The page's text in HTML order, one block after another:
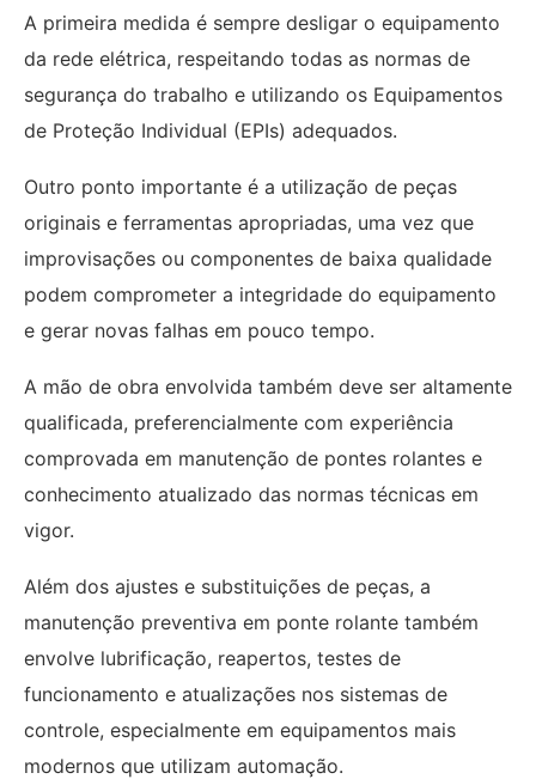
A primeira medida é sempre desligar o equipamento
da rede elétrica, respeitando todas as normas de
segurança do trabalho e utilizando os Equipamentos
de Proteção Individual (EPIs) adequados.
Outro ponto importante é a utilização de peças
originais e ferramentas apropriadas, uma vez que
improvisações ou componentes de baixa qualidade
podem comprometer a integridade do equipamento
e gerar novas falhas em pouco tempo.
A mão de obra envolvida também deve ser altamente
qualificada, preferencialmente com experiência
comprovada em manutenção de pontes rolantes e
conhecimento atualizado das normas técnicas em
vigor.
Além dos ajustes e substituições de peças, a
manutenção preventiva em ponte rolante também
envolve lubrificação, reapertos, testes de
funcionamento e atualizações nos sistemas de
controle, especialmente em equipamentos mais
modernos que utilizam automação.